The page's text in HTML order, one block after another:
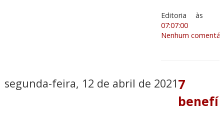
Editoria
às
07:07:00
Nenhum
segunda-feira, 12 de abril de 20217
benefí